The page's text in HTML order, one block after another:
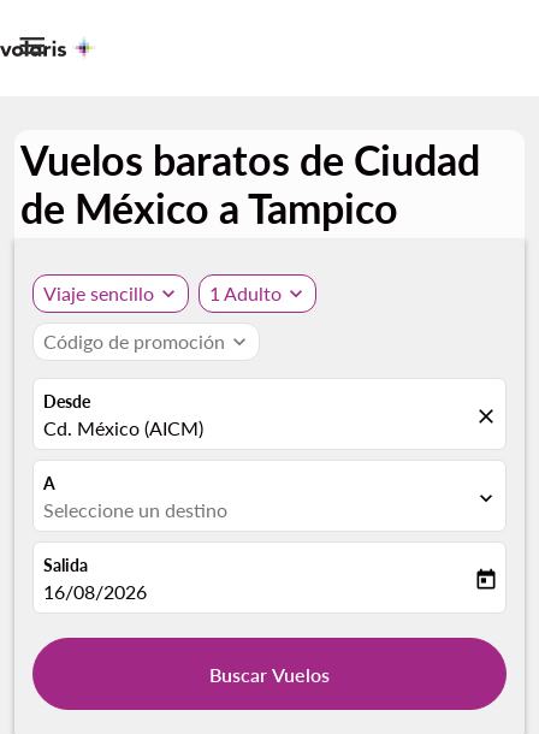

Vuelos baratos de Ciudad
de México a Tampico
Viaje sencillo expand_more 1 Adulto expand_more
Código de promoción expand_more
Desde
Cd. México (AICM) close
A
Seleccione un destino expand_more
Salida
fc-booking-departure-date-aria-label
16/08/2026 today
Buscar Vuelos